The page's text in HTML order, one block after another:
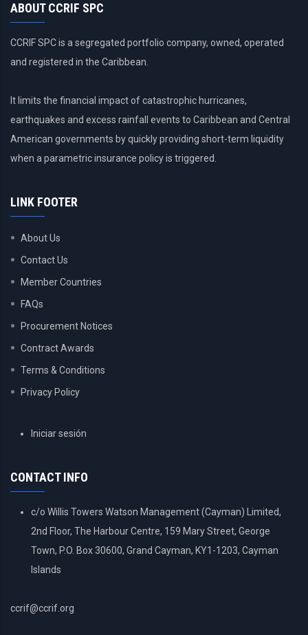
ABOUT CCRIF SPC
CCRIF SPC is a segregated portfolio company, owned, operated
and registered in the Caribbean.
It limits the financial impact of catastrophic hurricanes,
earthquakes and excess rainfall events to Caribbean and Central
American governments by quickly providing short-term liquidity
when a parametric insurance policy is triggered.
LINK FOOTER
About Us
Contact Us
Member Countries
FAQs
Procurement Notices
Contract Awards
Terms & Conditions
Privacy Policy
USERIniciar sesión
CONTACT INFO
c/o Willis Towers Watson Management (Cayman) Limited,
2nd Floor, The Harbour Centre, 159 Mary Street, George
Town, P.O. Box 30600, Grand Cayman, KY1-1203, Cayman
Islands
ccrif@ccrif.org